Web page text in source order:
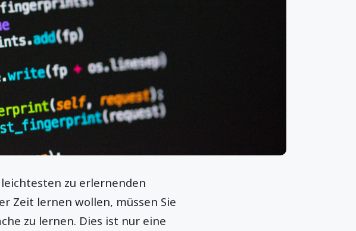
zu erlernenden
Zeit lernen wollen, müssen Sie
zu lernen. Dies ist nur eine